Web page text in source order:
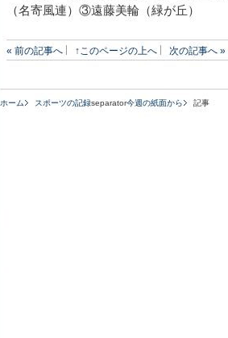
（名寄風連）③遠藤美輪（緑が丘）
« 前の記事へ ↑このページの上へ 次の記事へ »
ホーム スポーツの記録separator今週の紙面から 記事